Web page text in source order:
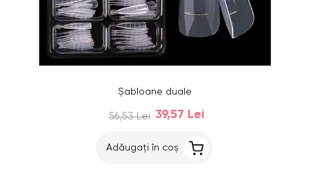
Șabloane duale
56,53 Lei 39,57 Lei
Adăugați în coș